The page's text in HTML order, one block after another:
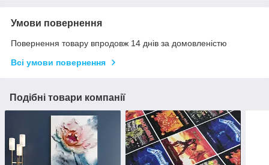
Умови повернення
Повернення товару впродовж 14 днів за домовленістю
Всі умови повернення
Подібні товари компанії